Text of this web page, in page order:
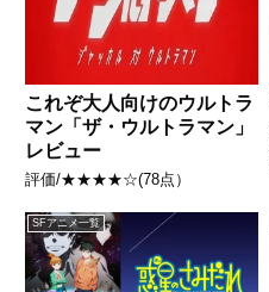
これぞ大人向けのウルトラ
マン「ザ・ウルトラマン」
レビュー
評価/★★★★☆(78点）
SFアニメ一覧